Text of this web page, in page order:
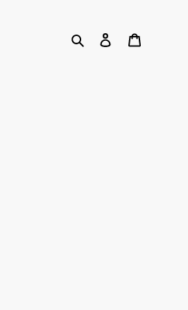
Ara Oturum aç